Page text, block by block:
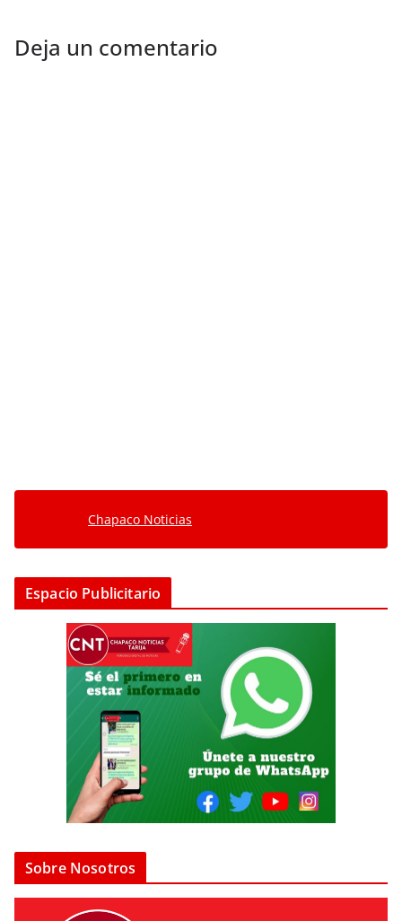
Deja un comentario
Chapaco Noticias
Espacio Publicitario
Sobre Nosotros